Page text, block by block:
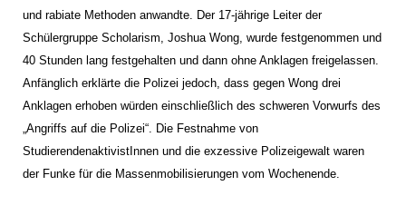
und rabiate Methoden anwandte. Der 17-jährige Leiter der
Schülergruppe Scholarism, Joshua Wong, wurde festgenommen und
40 Stunden lang festgehalten und dann ohne Anklagen freigelassen.
Anfänglich erklärte die Polizei jedoch, dass gegen Wong drei
Anklagen erhoben würden einschließlich des schweren Vorwurfs des
„Angriffs auf die Polizei“. Die Festnahme von
StudierendenaktivistInnen und die exzessive Polizeigewalt waren
der Funke für die Massenmobilisierungen vom Wochenende.